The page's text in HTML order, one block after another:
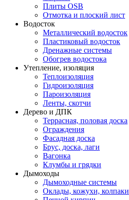
Плиты OSB
Отмотка и плоский лист
Водосток
Металлический водосток
Пластиковый водосток
Дренажные системы
Обогрев водостока
Утепление, изоляция
Теплоизоляция
Гидроизоляция
Пароизоляция
Ленты, скотчи
Дерево и ДПК
Террасная, половая доска
Ограждения
Фасадная доска
Брус, доска, лаги
Вагонка
Клумбы и грядки
Дымоходы
Дымоходные системы
Оклады, кожухи, колпаки